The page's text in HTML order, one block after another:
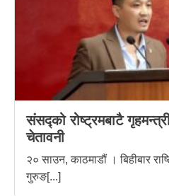
संसद्को रोष्ट्रमबाटै
चेतावनी
२० साउन, काठमाडौं । बिहीबार
गुरुङ[...]